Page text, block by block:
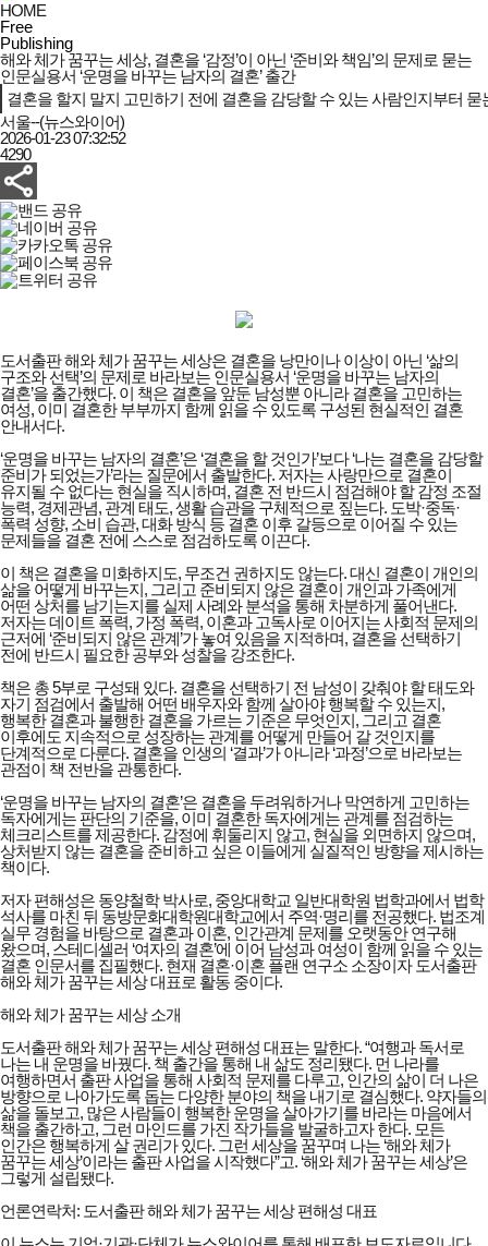
HOME
Free
Publishing
해와 체가 꿈꾸는 세상, 결혼을 ‘감정’이 아닌 ‘준비와 책임’의 문제로 묻는
인문실용서 ‘운명을 바꾸는 남자의 결혼’ 출간
결혼을 할지 말지 고민하기 전에 결혼을 감당할 수 있는 사람인지부터 묻
서울--(뉴스와이어)
2026-01-23 07:32:52
4290
도서출판 해와 체가 꿈꾸는 세상은 결혼을 낭만이나 이상이 아닌 ‘삶의
구조와 선택’의 문제로 바라보는 인문실용서 ‘운명을 바꾸는 남자의
결혼’을 출간했다. 이 책은 결혼을 앞둔 남성뿐 아니라 결혼을 고민하는
여성, 이미 결혼한 부부까지 함께 읽을 수 있도록 구성된 현실적인 결혼
안내서다.
‘운명을 바꾸는 남자의 결혼’은 ‘결혼을 할 것인가’보다 ‘나는 결혼을 감당할
준비가 되었는가’라는 질문에서 출발한다. 저자는 사랑만으로 결혼이
유지될 수 없다는 현실을 직시하며, 결혼 전 반드시 점검해야 할 감정 조절
능력, 경제관념, 관계 태도, 생활 습관을 구체적으로 짚는다. 도박·중독·
폭력 성향, 소비 습관, 대화 방식 등 결혼 이후 갈등으로 이어질 수 있는
문제들을 결혼 전에 스스로 점검하도록 이끈다.
이 책은 결혼을 미화하지도, 무조건 권하지도 않는다. 대신 결혼이 개인의
삶을 어떻게 바꾸는지, 그리고 준비되지 않은 결혼이 개인과 가족에게
어떤 상처를 남기는지를 실제 사례와 분석을 통해 차분하게 풀어낸다.
저자는 데이트 폭력, 가정 폭력, 이혼과 고독사로 이어지는 사회적 문제의
근저에 ‘준비되지 않은 관계’가 놓여 있음을 지적하며, 결혼을 선택하기
전에 반드시 필요한 공부와 성찰을 강조한다.
책은 총 5부로 구성돼 있다. 결혼을 선택하기 전 남성이 갖춰야 할 태도와
자기 점검에서 출발해 어떤 배우자와 함께 살아야 행복할 수 있는지,
행복한 결혼과 불행한 결혼을 가르는 기준은 무엇인지, 그리고 결혼
이후에도 지속적으로 성장하는 관계를 어떻게 만들어 갈 것인지를
단계적으로 다룬다. 결혼을 인생의 ‘결과’가 아니라 ‘과정’으로 바라보는
관점이 책 전반을 관통한다.
‘운명을 바꾸는 남자의 결혼’은 결혼을 두려워하거나 막연하게 고민하는
독자에게는 판단의 기준을, 이미 결혼한 독자에게는 관계를 점검하는
체크리스트를 제공한다. 감정에 휘둘리지 않고, 현실을 외면하지 않으며,
상처받지 않는 결혼을 준비하고 싶은 이들에게 실질적인 방향을 제시하는
책이다.
저자 편해성은 동양철학 박사로, 중앙대학교 일반대학원 법학과에서 법학
석사를 마친 뒤 동방문화대학원대학교에서 주역·명리를 전공했다. 법조계
실무 경험을 바탕으로 결혼과 이혼, 인간관계 문제를 오랫동안 연구해
왔으며, 스테디셀러 ‘여자의 결혼’에 이어 남성과 여성이 함께 읽을 수 있는
결혼 인문서를 집필했다. 현재 결혼·이혼 플랜 연구소 소장이자 도서출판
해와 체가 꿈꾸는 세상 대표로 활동 중이다.
해와 체가 꿈꾸는 세상 소개
도서출판 해와 체가 꿈꾸는 세상 편해성 대표는 말한다. “여행과 독서로
나는 내 운명을 바꿨다. 책 출간을 통해 내 삶도 정리됐다. 먼 나라를
여행하면서 출판 사업을 통해 사회적 문제를 다루고, 인간의 삶이 더 나은
방향으로 나아가도록 돕는 다양한 분야의 책을 내기로 결심했다. 약자들의
삶을 돌보고, 많은 사람들이 행복한 운명을 살아가기를 바라는 마음에서
책을 출간하고, 그런 마인드를 가진 작가들을 발굴하고자 한다. 모든
인간은 행복하게 살 권리가 있다. 그런 세상을 꿈꾸며 나는 ‘해와 체가
꿈꾸는 세상’이라는 출판 사업을 시작했다”고. ‘해와 체가 꿈꾸는 세상’은
그렇게 설립됐다.
언론연락처: 도서출판 해와 체가 꿈꾸는 세상 편해성 대표